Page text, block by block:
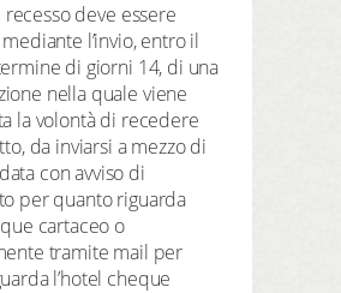
deve essere
l’invio, entro il
di giorni 14, di una
nella quale viene
la volontà di recedere
da inviarsi a mezzo di
con avviso di
per quanto riguarda
cartaceo o
tramite mail per
l’hotel cheque